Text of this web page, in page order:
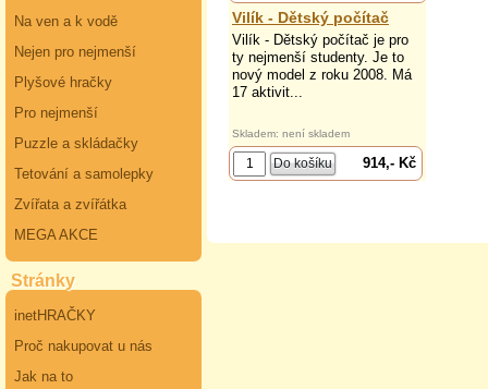
Na ven a k vodě
Nejen pro nejmenší
Plyšové hračky
Pro nejmenší
Puzzle a skládačky
Tetování a samolepky
Zvířata a zvířátka
MEGA AKCE
Stránky
inetHRAČKY
Proč nakupovat u nás
Jak na to
Vilík - Dětský počítač
Vilík - Dětský počítač je pro
ty nejmenší studenty. Je to
nový model z roku 2008. Má
17 aktivit...
Skladem: není skladem
914,- Kč